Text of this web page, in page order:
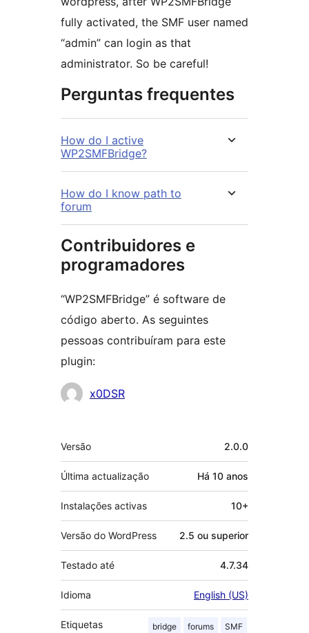
fully activated, the SMF user named
“admin” can login as that
administrator. So be careful!
Perguntas frequentes
How do I active
WP2SMFBridge?
How do I know path to
forum
Contribuidores e
programadores
“WP2SMFBridge” é software de
código aberto. As seguintes
pessoas contribuíram para este
plugin:
Contribuidores
x0DSR
Metadados
Versão 2.0.0
Última actualização Há 10 anos
Instalações activas 10+
Versão do WordPress 2.5 ou superior
Testado até 4.7.34
Idioma English (US)
Etiquetas bridge forums SMF